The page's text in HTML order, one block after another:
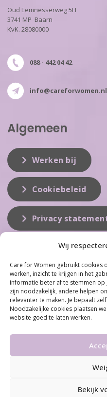
Wij
Care for Women gebruikt cookies
werken, inzicht te krijgen in het
informatie beter af te stemmen
zijn noodzakelijk, andere helpen
relevanter te maken. Je bepaalt
Noodzakelijke cookies plaatsen
website goed te laten werken.
Bekijk
Oud Eemnesserweg 5H
3741 MP Baarn
KvK. 28080000
088 - 442 04 42
info@careforwomen.nl
Algemeen
Werken bij
Cookiebeleid
Privacy
Care for Women is de eerste
van hormonale problemen bij
behoort Care for Women tot één
vakgebied...
voorwaarden & Privacy